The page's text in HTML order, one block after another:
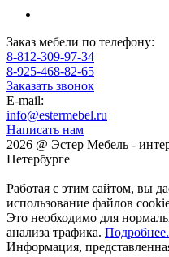
Заказ мебели по телефону:
8-812-309-97-34
8-925-468-82-65
Заказать звонок
E-mail:
info@estermebel.ru
Написать нам
2026 @ Эстер Мебель -
Петербурге
Работая с этим сайтом, вы
использование файлов
Это необходимо для
анализа трафика. Подробнее.
Информация,